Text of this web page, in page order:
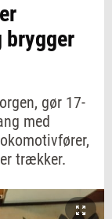
brygger
gør 17-
med
trækker.